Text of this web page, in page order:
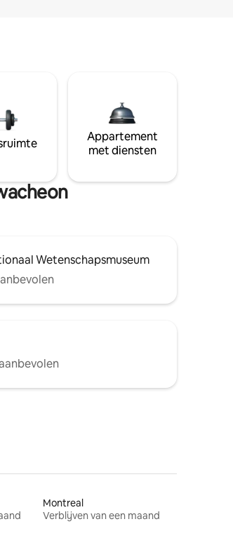
Appartement
met diensten
Wetenschapsmuseum
Montreal
Verblijven van een maand